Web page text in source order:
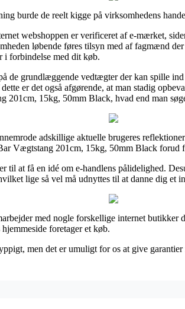
burde de reelt kigge på virksomhedens
webshoppen er verificeret af e-mærket,
løbende føres tilsyn med af fagmænd
i forbindelse med dit køb.
de grundlæggende vedtægter der kan spille
er det også afgørende, at man stadig
15kg, 50mm Black, hvad end man
adskillige aktuelle brugeres
Vægtstang 201cm, 15kg, 50mm Black forud
at få en idé om e-handlens pålidelighed.
lige så vel må udnyttes til at danne dig et
med nogle forskellige internet butikker
foretager et køb.
men det er umuligt for os at give